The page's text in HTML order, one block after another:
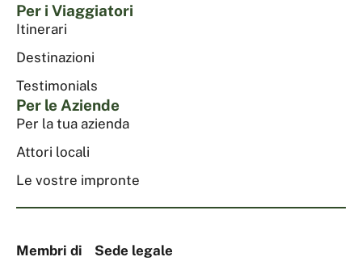
Per i Viaggiatori
Itinerari
Destinazioni
Testimonials
Per le Aziende
Per la tua azienda
Attori locali
Le vostre impronte
Membri di
Sede legale